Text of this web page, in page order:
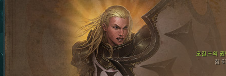
오길드의 권
힘